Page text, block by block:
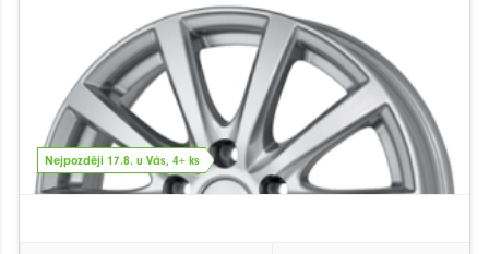
Nejpozději 17.8. u Vás, 4+ ks